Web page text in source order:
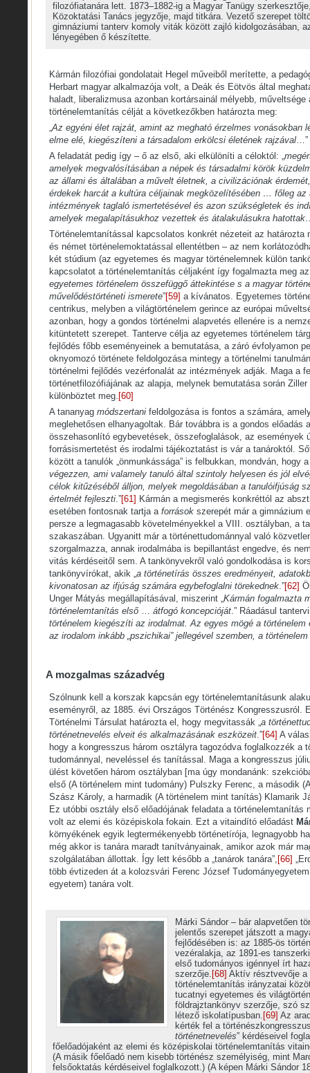
filozófiatanára lett. 1873–1882-ig a Magyar Tanügy
Közoktatási Tanács jegyzője, majd titkára. Vezető szerepet
gimnáziumi tanterv komoly viták között zajló kidolgozásában,
lényegében ő készítette.
Kármán filozófiai gondolatait Hegel műveiből merítette, a
Herbart magyar alkalmazója volt, a Deák és Eötvös által
haladt, liberalizmusa azonban kortársainál mélyebb, műveltsége
történelemtanítás célját a következőkben határozta meg:
„Az egyéni élet rajzát, amint az megható érzelmes vonásokban
elme elé, kiegészíteni a társadalom erkölcsi életének rajzával…”
A feladatát pedig így – ő az első, aki elkülöníti a céloktól: „
amelyek megvalósításában a népek és társadalmi körök
az állami és általában a művelt életnek, a civilizációnak
érdekek harcát a kultúra céljainak megközelítésében … főleg az
intézmények taglaló ismertetésével és azon szükségletek és
amelyek megalapításukhoz vezettek és átalakulásukra hatottak
Történelemtanítással kapcsolatos konkrét nézeteit az határozta
és német történelemoktatással ellentétben – az nem
két stúdium (az egyetemes és magyar történelemnek külön
kapcsolatot a történelemtanítás céljaként így fogalmazta meg
egyetemes történelem összefüggő áttekintése s a magyar
művelődéstörténeti ismerete”[59] a kívánatos. Egyetemes
centrikus, melyben a világtörténelem gerince az európai
azonban, hogy a gondos történelmi alapvetés ellenére is a
kitüntetett szerepet. Tanterve célja az egyetemes történelem
fejlődés főbb eseményeinek a bemutatása, a záró évfolyamon
oknyomozó története feldolgozása mintegy a történelmi
történelmi fejlődés vezérfonalát az intézmények adják. Maga a
történetfilozófiájának az alapja, melynek bemutatása során
különböztet meg. [60]
A tananyag módszertani feldolgozása is fontos a számára,
meglehetősen elhanyagoltak. Bár továbbra is a gondos előadás
összehasonlító egybevetések, összefoglalások, az események
forrásismertetést és irodalmi tájékoztatást is vár a tanároktól.
között a tanulók „önmunkássága” is felbukkan, mondván, hogy a
végezzen, ami valamely tanuló által szintoly helyesen és jól
célok kitűzéséből álljon, melyek megoldásában a tanulóifjúság
értelmét fejleszti.”[61] Kármán a megismerés konkréttól az
esetében fontosnak tartja a források szerepét már a gimnázium
persze a legmagasabb követelményekkel a VIII. osztályban, a
szakaszában. Ugyanitt már a történettudománnyal való
szorgalmazza, annak irodalmába is bepillantást engedve, és
vitás kérdéseitől sem. A tankönyvekről való gondolkodása is
tankönyvírókat, akik „a történetírás összes eredményeit,
kivonatosan az ifjúság számára egybefoglalni törekednek.”[62]
Unger Mátyás megállapításával, miszerint „Kármán fogalmazta
történelemtanítás első… átfogó koncepcióját.” Ráadásul
történelem kiegészíti az irodalmat. Az egyes mögé a történelem
az irodalom inkább „pszichikai” jellegével szemben, a történelem
A mozgalmas századvég
Szólnunk kell a korszak kapcsán egy történelemtanításunk
eseményről, az 1885. évi Országos Történész Kongresszusról.
Történelmi Társulat határozta el, hogy megvitassák „ a
történetnevelés elveit és alkalmazásának eszközeit .”[64] A
hogy a kongresszus három osztályra tagozódva foglalkozzék a
tudománnyal, neveléssel és tanítással. Maga a kongresszus
ülést követően három osztályban [ma úgy mondanánk:
első (A történelem mint tudomány) Pulszky Ferenc, a második
Szász Károly, a harmadik (A történelem mint tanítás) Klamarik
Ez utóbbi osztály első előadójának feladata a történelemtanítás
volt az elemi és középiskola fokain. Ezt a vitaindító előadást
környékének egyik legtermékenyebb történetírója, legnagyobb
még akkor is tanára maradt tanítványainak, amikor azok már
szolgálatában állottak. Így lett később a „tanárok tanára”, [66]
több évtizeden át a kolozsvári Ferenc József
egyetem) tanára volt.
Márki Sándor – bár alapvetően
jelentős szerepet játszott a
fejlődésében is: az 1885-ös
vezéralakja, az 1891-es
első tudományos igénnyel írt
szerzője. [68] Aktív résztvevője a
történelemtanítás irányzatai
tucatnyi egyetemes és
földrajztankönyv szerzője, szó
létező iskolatípusban. [69] Az
kérték fel a
történetnevelés” kérdéseivel
főelőadójaként az elemi és középiskolai történelemtanítás
(A másik főelőadó nem kisebb történész személyiség, mint
felsőoktatás kérdéseivel foglalkozott.) (A képen Márki Sándor